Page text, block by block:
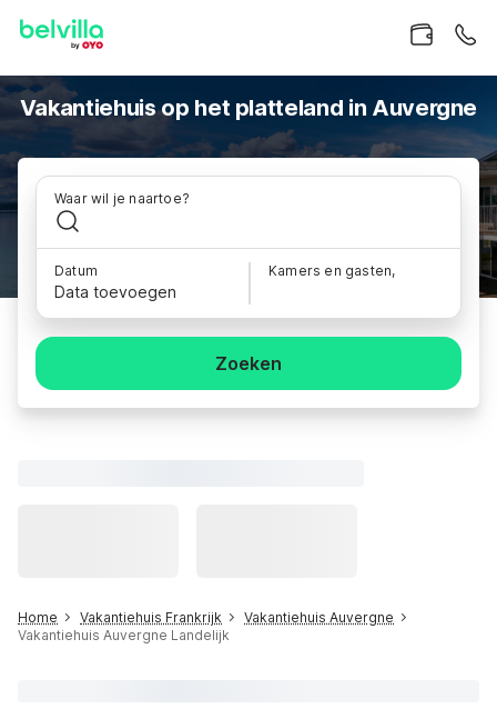
Vakantiehuis op het platteland in Auvergne
Waar wil je naartoe?
Datum
Data toevoegen
Kamers en gasten,
Zoeken
Home Vakantiehuis Frankrijk
Vakantiehuis Auvergne
Vakantiehuis Auvergne Landelijk